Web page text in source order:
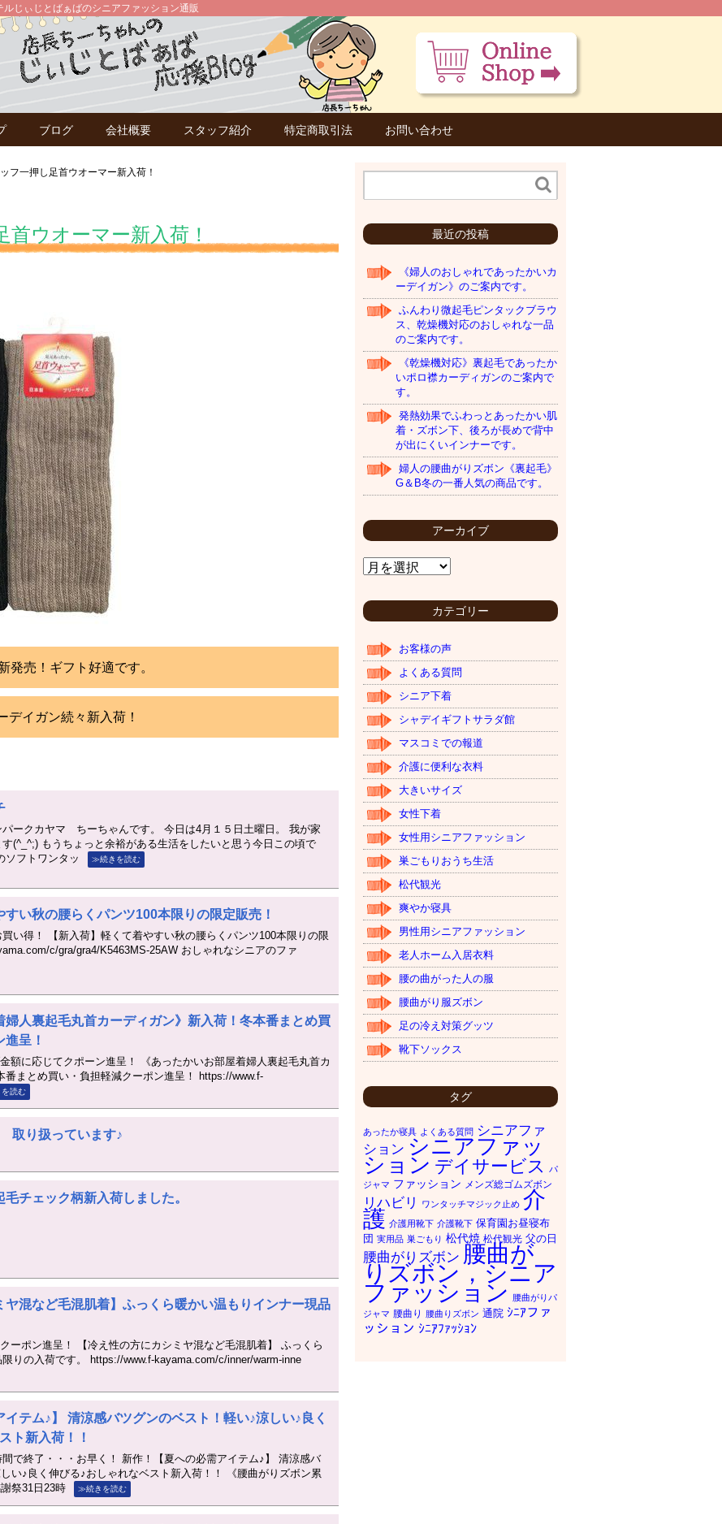
じぃじとばぁばのシニアファッション通販
ブログ 会社概要 スタッフ紹介 特定商取引法 お問い合わせ
フ一押し足首ウオーマー新入荷！
首ウオーマー新入荷！
発売！ギフト好適です。
デイガン続々新入荷！
パークカヤマ ちーちゃんです。 今日は4月１５日土曜日。 我が家
(^_^;) もうちょっと余裕がある生活をしたいと思う今日この頃で
ソフトワンタッ
≫続きを読む
すい秋の腰らくパンツ100本限りの限定販売！
い得！ 【新入荷】軽くて着やすい秋の腰らくパンツ100本限りの限
c/gra/gra4/K5463MS-25AW おしゃれなシニアのファ
婦人裏起毛丸首カーディガン》新入荷！冬本番まとめ買
呈！
額に応じてクポーン進呈！ 《あったかいお部屋着婦人裏起毛丸首カ
番まとめ買い・負担軽減クーポン進呈！ https://www.f-
読む
取り扱っています♪
チェック柄新入荷しました。
ヤ混など毛混肌着】ふっくら暖かい温もりインナー現品
ーポン進呈！ 【冷え性の方にカシミヤ混など毛混肌着】 ふっくら
りの入荷です。 https://www.f-kayama.com/c/inner/warm-inne
テム♪】 清涼感バツグンのベスト！軽い♪涼しい♪良く
ト新入荷！！
間で終了・・・お早く！ 新作！【夏への必需アイテム♪】 清涼感バ
い♪良く伸びる♪おしゃれなベスト新入荷！！ 《腰曲がりズボン累
祭31日23時
≫続きを読む
最近の投稿
《婦人のおしゃれであったかいカ
ーデイガン》のご案内です。
ふんわり微起毛ピンタックブラウ
ス、乾燥機対応のおしゃれな一品
のご案内です。
《乾燥機対応》裏起毛であったか
いポロ襟カーディガンのご案内で
す。
発熱効果でふわっとあったかい肌
着・ズボン下、後ろが長めで背中
が出にくいインナーです。
婦人の腰曲がりズボン《裏起毛》
G＆B冬の一番人気の商品です。
アーカイブ
ア
ー
イ
ブ
カテゴリー
お客様の声
よくある質問
シニア下着
シャデイギフトサラダ館
マスコミでの報道
介護に便利な衣料
大きいサイズ
女性下着
女性用シニアファッション
巣ごもりおうち生活
松代観光
爽やか寝具
男性用シニアファッション
老人ホーム入居衣料
腰の曲がった人の服
腰曲がり服ズボン
足の冷え対策グッツ
靴下ソックス
タグ
あったか寝具 よくある質問 シニアファ
ション シニアファッ
ション デイサービス
パ
ジャマ ファッション メンズ総ゴムズボン
リハビリ ワンタッチマジック止め 介
護 介護用靴下 介護靴下 保育園お昼寝布
団 実用品 巣ごもり 松代焼 松代観光 父の日
腰曲がりズボン 腰曲が
りズボン，シニア
ファッション
腰曲がりパ
ジャマ 腰曲り 腰曲りズボン 通院 ｼﾆｱファ
ッション ｼﾆｱﾌｧｯｼｮﾝ